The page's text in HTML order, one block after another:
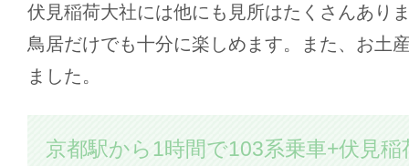
伏見稲荷大社には他にも見所はたくさんあり
鳥居だけでも十分に楽しめます。また、お土
ました。
京都駅から1時間で103系乗車+伏見稲